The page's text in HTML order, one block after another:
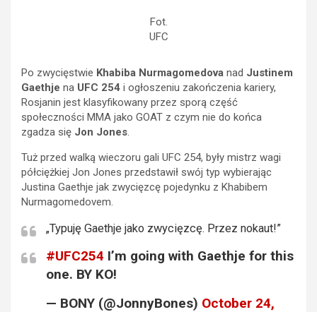
Fot.
UFC
Po zwycięstwie Khabiba Nurmagomedova nad Justinem
Gaethje na UFC 254 i ogłoszeniu zakończenia kariery,
Rosjanin jest klasyfikowany przez sporą część
społeczności MMA jako GOAT z czym nie do końca
zgadza się Jon Jones.
Tuż przed walką wieczoru gali UFC 254, były mistrz wagi
półciężkiej Jon Jones przedstawił swój typ wybierając
Justina Gaethje jak zwycięzcę pojedynku z Khabibem
Nurmagomedovem.
„Typuję Gaethje jako zwycięzcę. Przez nokaut!”
#UFC254 I’m going with Gaethje for this
one. BY KO!
— BONY (@JonnyBones) October 24,